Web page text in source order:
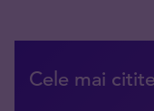
Cele mai citite